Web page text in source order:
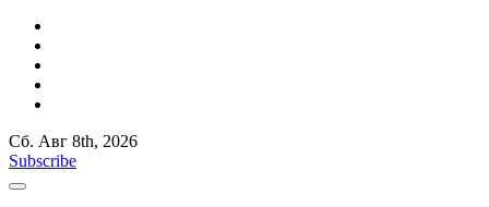
Сб. Авг 8th, 2026
Subscribe